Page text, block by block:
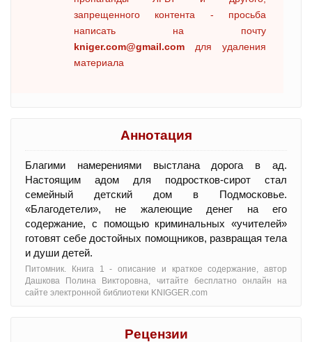
запрещенного контента - просьба
написать на почту
kniger.com@gmail.com для удаления
материала
Аннотация
Благими намерениями выстлана дорога в ад.
Настоящим адом для подростков-сирот стал
семейный детский дом в Подмосковье.
«Благодетели», не жалеющие денег на его
содержание, с помощью криминальных «учителей»
готовят себе достойных помощников, развращая тела
и души детей.
Питомник. Книга 1 - oписание и краткое содержание, автор
Дашкова Полина Викторовна, читайте бесплатно онлайн на
сайте электронной библиотеки KNIGGER.com
Рецензии